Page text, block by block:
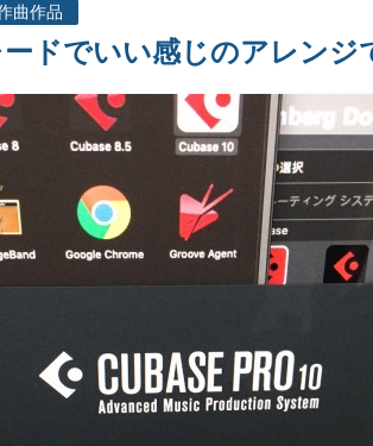
曲作品
ドでいい感じのアレンジ